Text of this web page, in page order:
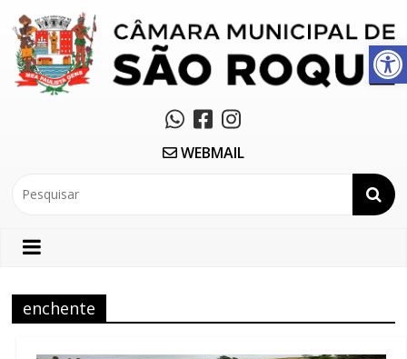
Abrir a barra de ferramentas
WEBMAIL
enchente